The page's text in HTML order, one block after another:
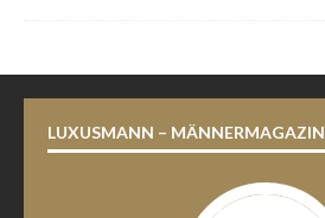
LUXUSMANN – MÄNNERMAGAZIN